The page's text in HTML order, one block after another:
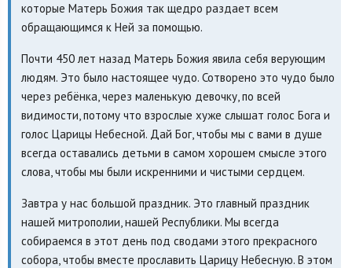
которые Матерь Божия так щедро раздает всем
обращающимся к Ней за помощью.
Почти 450 лет назад Матерь Божия явила себя верующим
людям. Это было настоящее чудо. Сотворено это чудо было
через ребёнка, через маленькую девочку, по всей
видимости, потому что взрослые хуже слышат голос Бога и
голос Царицы Небесной. Дай Бог, чтобы мы с вами в душе
всегда оставались детьми в самом хорошем смысле этого
слова, чтобы мы были искренними и чистыми сердцем.
Завтра у нас большой праздник. Это главный праздник
нашей митрополии, нашей Республики. Мы всегда
собираемся в этот день под сводами этого прекрасного
собора, чтобы вместе прославить Царицу Небесную. В этом